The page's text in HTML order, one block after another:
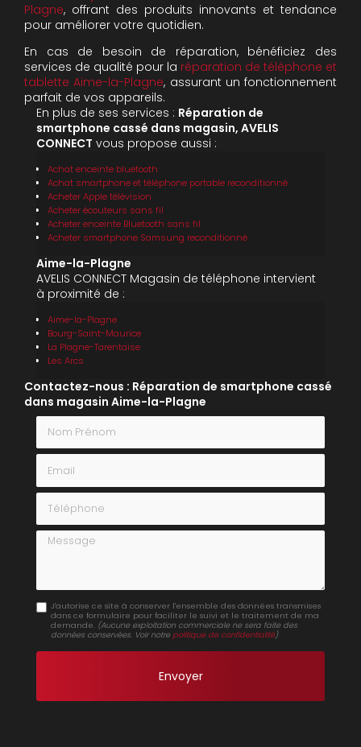
Plagne, offrant des produits innovants et tendance
pour améliorer votre quotidien.
En cas de besoin de réparation, bénéficiez des
services de qualité pour la réparation de téléphone et
tablette Aime-la-Plagne, assurant un fonctionnement
parfait de vos appareils.
En plus de ses services : Réparation de
smartphone cassé dans magasin, AVELIS
CONNECT vous propose aussi :
Achat enceinte bluetooth
Achat smartphone et téléphone portable reconditionné
Acheter Apple télévision
Acheter écouteurs sans fil
Acheter enceinte Bluetooth sans fil
Acheter smartphone Samsung reconditionné
Aime-la-Plagne
AVELIS CONNECT Magasin de téléphone intervient
à proximité de :
Aime-la-Plagne
Bourg-Saint-Maurice
La Plagne-Tarentaise
Les Arcs
Contactez-nous : Réparation de smartphone cassé
dans magasin Aime-la-Plagne
Nom Prénom
Email
Téléphone
Message
J'autorise ce site à conserver l'ensemble des données transmises
dans ce formulaire pour faciliter le suivi et le traitement de ma
demande. (Aucune exploitation commerciale ne sera faite des
données conservées. Voir notre politique de confidentialité)